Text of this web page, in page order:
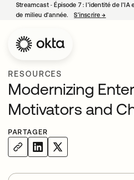
Streamcast ‑ Épisode 7 : l’identité de l’IA
de milieu d’année.
S’inscrire→
RESOURCES
Modernizing
Motivators and
PARTAGER